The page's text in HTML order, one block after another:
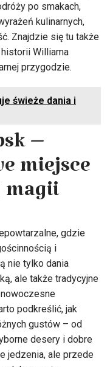
po smakach,
kulinarnych,
Znajdzie się tu także
Williama
przygodzie.
świeże dania i
–
miejsce
magii
gdzie
i
nie tylko dania
ale także tradycyjne
podkreślić, jak
gustów – od
desery i dobre
jedzenia, ale przede